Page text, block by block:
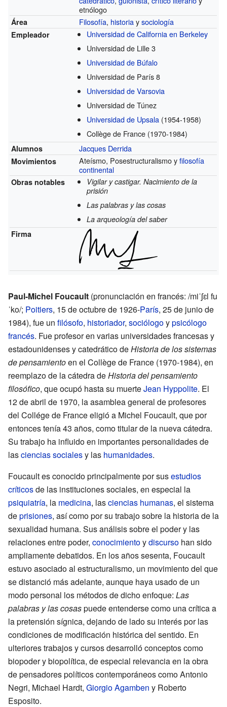
etnólogo
Área Filosofía, historiaysociología
Empleador
Universidad de California en Berkeley
Universidad de Lille 3
Universidad de Búfalo
Universidad de París 8
Universidad de Varsovia
Universidad de Túnez
Universidad de Upsala (1954-1958)
Collège de France (1970-1984)
Alumnos Jacques Derrida
Movimientos Ateísmo, Posestructuralismo yfilosofía
continental
Obras notables
Vigilar y castigar. Nacimiento de la
prisión
Las palabras y las cosas
La arqueología del saber
Firma
Paul-Michel Foucault (pronunciación en francés: /miˈʃɛl fu
ˈko/; Poitiers, 15 de octubre de 1926-París, 25 de junio de
1984), fue un filósofo, historiador, sociólogoypsicólogo
francés. Fue profesor en varias universidades francesas y
estadounidenses y catedrático deHistoria de los sistemas
de pensamientoen el Collège de France (1970-1984), en
reemplazo de la cátedra deHistoria del pensamiento
filosófico, que ocupó hasta su muerteJean Hyppolite. El
12 de abril de 1970, la asamblea general de profesores
del Collége de France eligió a Michel Foucault, que por
entonces tenía 43 años, como titular de la nueva cátedra.
Su trabajo ha influido en importantes personalidades de
lasciencias socialesy las humanidades.
Foucault es conocido principalmente por susestudios
críticosde las instituciones sociales, en especial la
psiquiatría, la medicina, lasciencias humanas, el sistema
deprisiones, así como por su trabajo sobre la historia de la
sexualidad humana. Sus análisis sobre el poder y las
relaciones entre poder, conocimientoydiscurso han sido
ampliamente debatidos. En los años sesenta, Foucault
estuvo asociado al estructuralismo, un movimiento del que
se distanció más adelante, aunque haya usado de un
modo personal los métodos de dicho enfoque: Las
palabras y las cosaspuede entenderse como una crítica a
la pretensión sígnica, dejando de lado su interés por las
condiciones de modificación histórica del sentido. En
ulteriores trabajos y cursos desarrolló conceptos como
biopoder y biopolítica, de especial relevancia en la obra
de pensadores políticos contemporáneos como Antonio
Negri, Michael Hardt, Giorgio Agamben y Roberto
Esposito.